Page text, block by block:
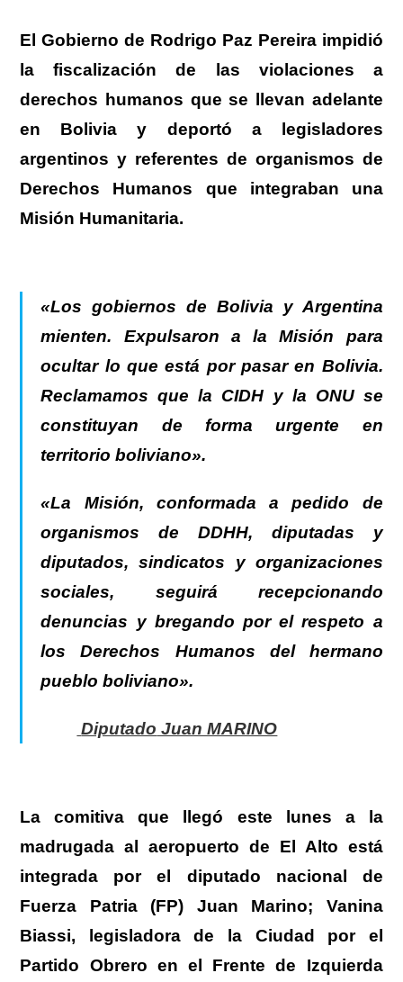
El Gobierno de Rodrigo Paz Pereira impidió
la fiscalización de las violaciones a
derechos humanos que se llevan adelante
en Bolivia y deportó a legisladores
argentinos y referentes de organismos de
Derechos Humanos que integraban una
Misión Humanitaria.
«Los gobiernos de Bolivia y Argentina
mienten. Expulsaron a la Misión para
ocultar lo que está por pasar en Bolivia.
Reclamamos que la CIDH y la ONU se
constituyan de forma urgente en
territorio boliviano».
«La Misión, conformada a pedido de
organismos de DDHH, diputadas y
diputados, sindicatos y organizaciones
sociales, seguirá recepcionando
denuncias y bregando por el respeto a
los Derechos Humanos del hermano
pueblo boliviano».
Diputado Juan MARINO
La comitiva que llegó este lunes a la
madrugada al aeropuerto de El Alto está
integrada por el diputado nacional de
Fuerza Patria (FP) Juan Marino; Vanina
Biassi, legisladora de la Ciudad por el
Partido Obrero en el Frente de Izquierda